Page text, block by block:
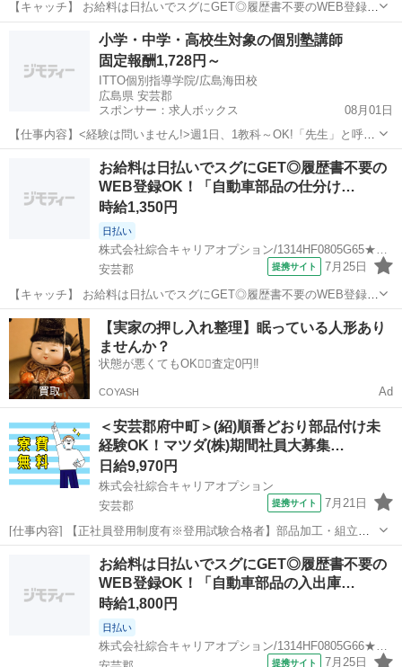
【キャッチ】 お給料は日払いでスグにGET◎履歴書不要のWEB登録
OK！「自動車部品の仕分け/梱包」高時給1450円！矢野周辺！20代～
40代のスタッフが多数活躍中★ 【コメント】 製造のお仕事をお探しに
仕分け
小学・中学・高校生対象の個別塾講師
固定報酬1,728円～
ITTO個別指導学院/広島海田校
広島県 安芸郡
スポンサー：求人ボックス
08月01日
【仕事内容】<経験は問いません!>週1日、1教科～OK!「先生」と呼ば
れる仕事、始めませんか? <服装> 原則スーツ着用(クールビズ制度導
入)です。 詳しくは採用担当者にお問い合わせください。 この求人は
職業紹介事業者による紹介求...
アルバイト・パート
お給料は日払いでスグにGET◎履歴書不要の
WEB登録OK！「自動車部品の仕分け…
時給1,350円
日払い
株式会社綜合キャリアオプション/1314HF0805G65★89-S
安芸郡
提携サイト 7月25日
【キャッチ】 お給料は日払いでスグにGET◎履歴書不要のWEB登録
OK！「自動車部品の仕分け/梱包」高時給1350円！矢野周辺！20代～
40代のスタッフが多数活躍中★ 【コメント】 ＼大手人材派遣会社で働
きませんか♪／ ...
広島 安芸郡 仕分け
【実家の押し入れ整理】眠っている人形あり
ませんか？
状態が悪くてもOK🙆‍♀️査定0円‼️
COYASH Ad
＜安芸郡府中町＞(紹)順番どおり部品付け未
経験OK！マツダ(株)期間社員大募集…
日給9,970円
株式会社綜合キャリアオプション
安芸郡
提携サイト 7月21日
[仕事内容] 【正社員登用制度有※登用試験合格者】部品加工・組立・
塗装など！ 経験なくても稼げます！ 大手企業での経験が大きな資格に
お仕事探しをしっかりサ...
工場
お給料は日払いでスグにGET◎履歴書不要の
WEB登録OK！「自動車部品の入出庫…
時給1,800円
日払い
提携サイト 7月25日